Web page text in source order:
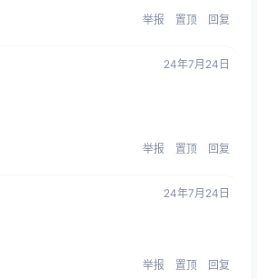
举报 置顶 回复
24年7月24日
举报 置顶 回复
24年7月24日
举报 置顶 回复